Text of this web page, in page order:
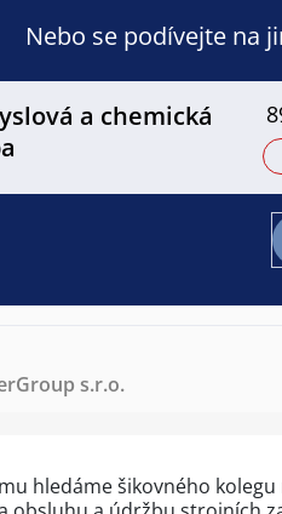
Nebo se podívejte na
a chemická
s.r.o.
hledáme šikovného